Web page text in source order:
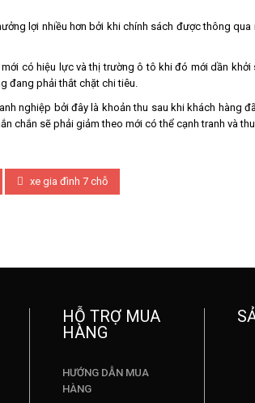
lợi nhiều hơn bởi khi chính sách được thông
có hiệu lực và thị trường ô tô khi đó mới dần
đang phải thắt chặt chi tiêu.
nghiệp bởi đây là khoản thu sau khi khách hàng
chắn sẽ phải giảm theo mới có thể cạnh tranh và
xe gia đình 7 chỗ
HỖ TRỢ MUA
HÀNG
HƯỚNG DẪN MUA
HÀNG